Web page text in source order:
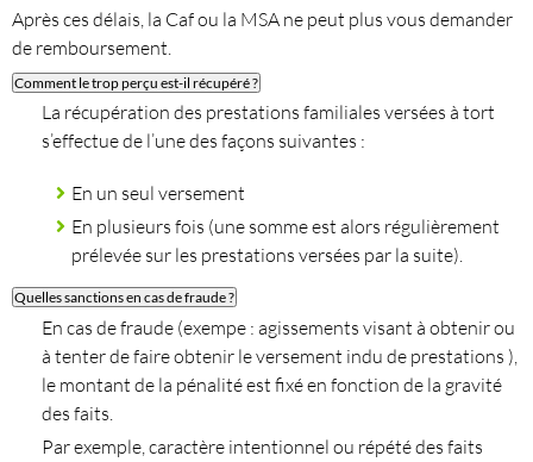
Après ces délais, la Caf ou la MSA ne peut plus vous demander
de remboursement.
Comment le trop perçu est-il récupéré ?
La récupération des prestations familiales versées à tort
s’effectue de l’une des façons suivantes :
En un seul versement
En plusieurs fois (une somme est alors régulièrement
prélevée sur les prestations versées par la suite).
Quelles sanctions en cas de fraude ?
En cas de fraude (exempe : agissements visant à obtenir ou
à tenter de faire obtenir le versement indu de prestations ),
le montant de la pénalité est fixé en fonction de la gravité
des faits.
Par exemple, caractère intentionnel ou répété des faits